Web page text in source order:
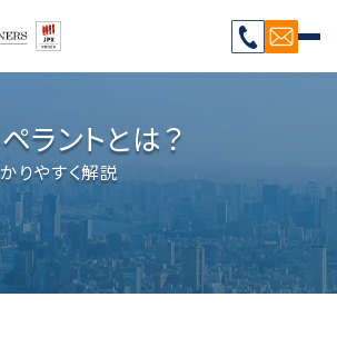
ラントとは？
りやすく解説